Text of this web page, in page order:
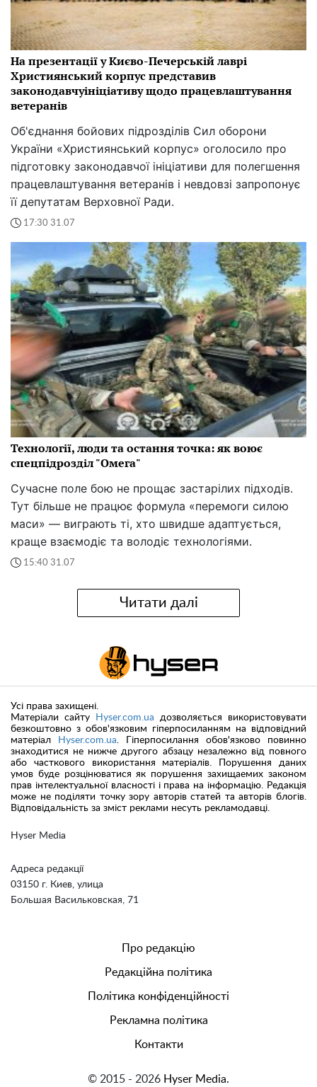
На презентації у Києво-Печерській лаврі
Християнський корпус представив
законодавчуініціативу щодо працевлаштування
ветеранів
Об'єднання бойових підрозділів Сил оборони
України «Християнський корпус» оголосило про
підготовку законодавчої ініціативи для полегшення
працевлаштування ветеранів і невдовзі запропонує
її депутатам Верховної Ради.
17:30 31.07
Технології, люди та остання точка: як воює
спецпідрозділ "Омега"
Сучасне поле бою не прощає застарілих підходів.
Тут більше не працює формула «перемоги силою
маси» — виграють ті, хто швидше адаптується,
краще взаємодіє та володіє технологіями.
15:40 31.07
Читати далі
Hyser Media
Адреса редакції
03150 г. Киев, улица
Большая Васильковская, 71
Усі права захищені.
Матеріали сайту
Hyser.com.ua дозволяється використовувати
безкоштовно з обов'язковим гіперпосиланням на відповідний
матеріал
Hyser.com.ua. Гіперпосилання обов'язково повинно
знаходитися не нижче другого абзацу незалежно від повного
або часткового використання матеріалів. Порушення даних
умов буде розцінюватися як порушення захищаемих законом
прав інтелектуальної власності і права на інформацію. Редакція
може не поділяти точку зору авторів статей та авторів блогів.
Відповідальність за зміст реклами несуть рекламодавці.
Про редакцію
Редакційна політика
Політика конфіденційності
Рекламна політика
Контакти
© 2015 - 2026 Hyser Media.